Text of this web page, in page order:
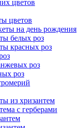
цветов
цветов
на день рождения
белых роз
красных роз
роз
роз
из хризантем
с герберами